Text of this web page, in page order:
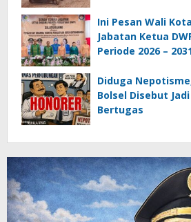
Ini Pesan Wali
Jabatan Ketua
Periode 2026 –
Diduga
Bolsel Disebut
Bertugas